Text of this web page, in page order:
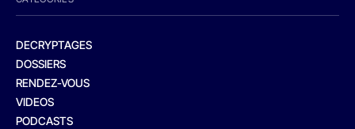
DECRYPTAGES
DOSSIERS
RENDEZ-VOUS
VIDEOS
PODCASTS